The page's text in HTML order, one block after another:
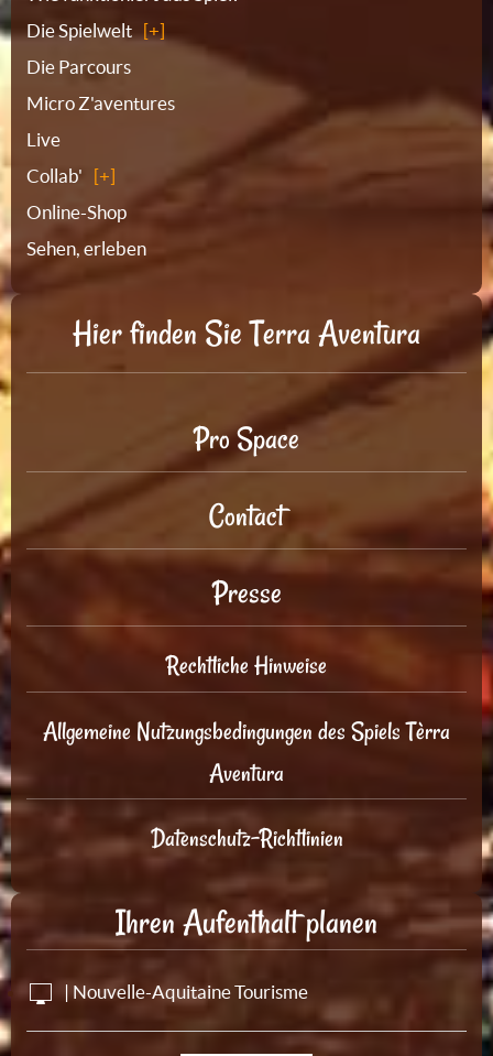
Die Spielwelt
Die Parcours
Micro Z'aventures
Live
Collab'
Online-Shop
Sehen, erleben
Hier finden Sie Terra Aventura
Pro Space
Contact
Presse
Rechtliche Hinweise
Allgemeine Nutzungsbedingungen des Spiels Tèrra
Aventura
Datenschutz-Richtlinien
Ihren Aufenthalt planen
| Nouvelle-Aquitaine Tourisme